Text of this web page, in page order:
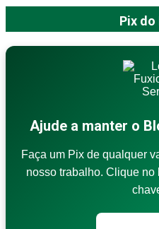
Pix do
Ajude a manter o
Faça um Pix de qualquer
nosso trabalho. Clique